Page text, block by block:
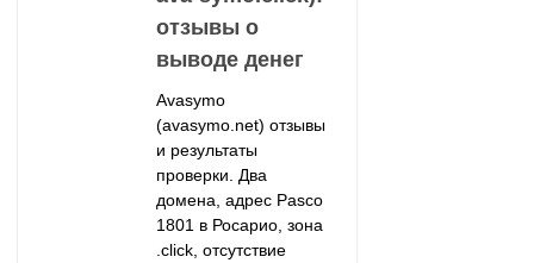
отзывы о
выводе денег
Avasymo
(avasymo.net) отзывы
и результаты
проверки. Два
домена, адрес Pasco
1801 в Росарио, зона
.click, отсутствие